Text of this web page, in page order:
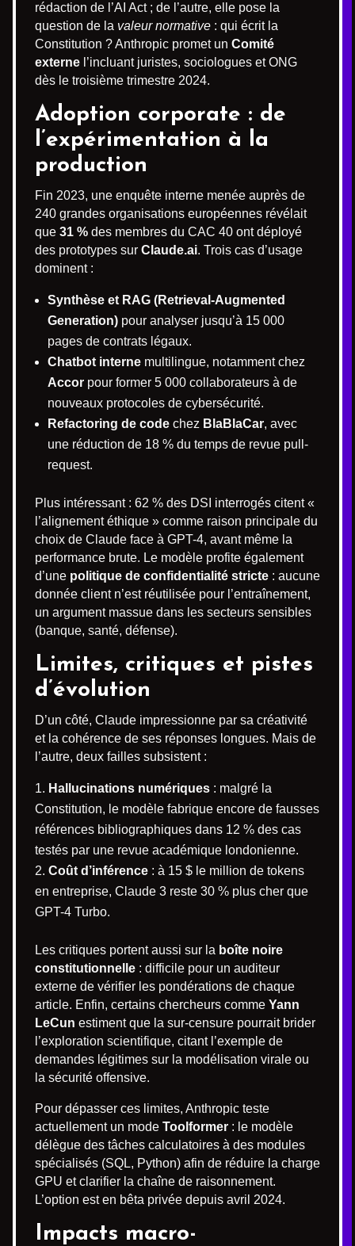
rédaction de l’AI Act ; de l’autre, elle pose la
question de la valeur normative : qui écrit la
Constitution ? Anthropic promet un Comité
externe l’incluant juristes, sociologues et ONG
dès le troisième trimestre 2024.
Adoption corporate : de
l’expérimentation à la
production
Fin 2023, une enquête interne menée auprès de
240 grandes organisations européennes révélait
que 31 % des membres du CAC 40 ont déployé
des prototypes sur Claude.ai. Trois cas d’usage
dominent :
Synthèse et RAG (Retrieval-Augmented
Generation) pour analyser jusqu’à 15 000
pages de contrats légaux.
Chatbot interne multilingue, notamment chez
Accor pour former 5 000 collaborateurs à de
nouveaux protocoles de cybersécurité.
Refactoring de code chez BlaBlaCar, avec
une réduction de 18 % du temps de revue pull-
request.
Plus intéressant : 62 % des DSI interrogés citent «
l’alignement éthique » comme raison principale du
choix de Claude face à GPT-4, avant même la
performance brute. Le modèle profite également
d’une politique de confidentialité stricte : aucune
donnée client n’est réutilisée pour l’entraînement,
un argument massue dans les secteurs sensibles
(banque, santé, défense).
Limites, critiques et pistes
d’évolution
D’un côté, Claude impressionne par sa créativité
et la cohérence de ses réponses longues. Mais de
l’autre, deux failles subsistent :
Hallucinations numériques : malgré la
Constitution, le modèle fabrique encore de fausses
références bibliographiques dans 12 % des cas
testés par une revue académique londonienne.
Coût d’inférence : à 15 $ le million de tokens
en entreprise, Claude 3 reste 30 % plus cher que
GPT-4 Turbo.
Les critiques portent aussi sur la boîte noire
constitutionnelle : difficile pour un auditeur
externe de vérifier les pondérations de chaque
article. Enfin, certains chercheurs comme Yann
LeCun estiment que la sur-censure pourrait brider
l’exploration scientifique, citant l’exemple de
demandes légitimes sur la modélisation virale ou
la sécurité offensive.
Pour dépasser ces limites, Anthropic teste
actuellement un mode Toolformer : le modèle
délègue des tâches calculatoires à des modules
spécialisés (SQL, Python) afin de réduire la charge
GPU et clarifier la chaîne de raisonnement.
L’option est en bêta privée depuis avril 2024.
Impacts macro-